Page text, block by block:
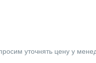
уточнять цену у